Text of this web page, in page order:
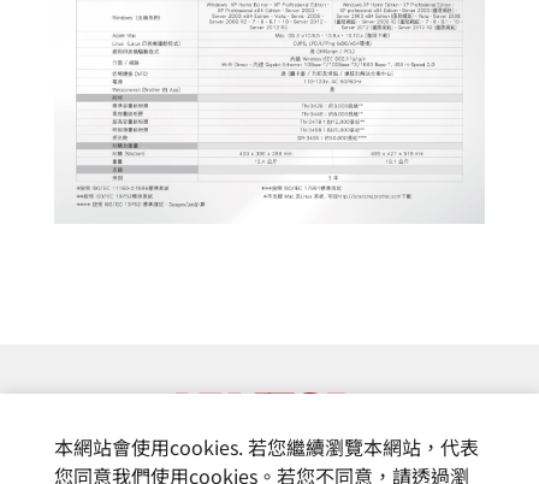
本網站會使用cookies. 若您繼續瀏覽本網站，代表
您同意我們使用cookies。若您不同意，請透過瀏